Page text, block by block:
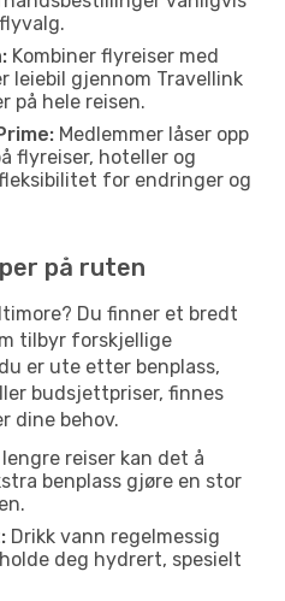
Kombiner flyreiser med
leiebil gjennom Travellink
på hele reisen.
Medlemmer låser opp
flyreiser, hoteller og
for endringer og
på ruten
Du finner et bredt
tilbyr forskjellige
er ute etter benplass,
budsjettpriser, finnes
dine behov.
lengre reiser kan det å
benplass gjøre en stor
Drikk vann regelmessig
deg hydrert, spesielt